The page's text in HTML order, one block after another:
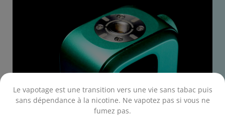
Le vapotage est une transition vers une vie sans tabac puis
sans dépendance à la nicotine. Ne vapotez pas si vous ne
fumez pas.